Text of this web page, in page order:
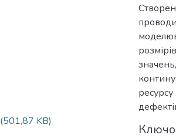
(501,87 KB)